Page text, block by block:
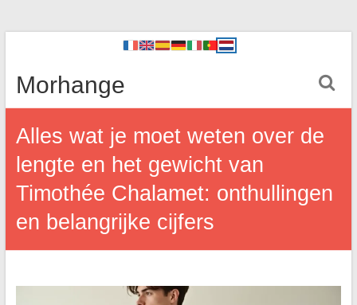
Morhange
Alles wat je moet weten over de
lengte en het gewicht van
Timothée Chalamet: onthullingen
en belangrijke cijfers